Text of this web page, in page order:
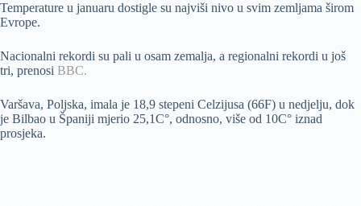
Temperature u januaru dostigle su najviši nivo u svim zemljama širom
Evrope.
Nacionalni rekordi su pali u osam zemalja, a regionalni rekordi u još
tri, prenosi BBC.
Varšava, Poljska, imala je 18,9 stepeni Celzijusa (66F) u nedjelju, dok
je Bilbao u Španiji mjerio 25,1C°, odnosno, više od 10C° iznad
prosjeka.